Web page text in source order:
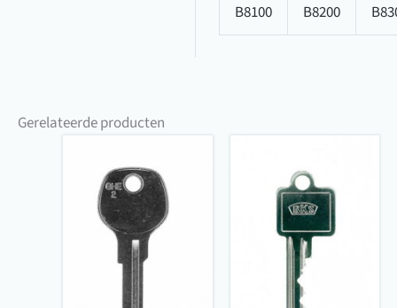
B8100 B8200
Gerelateerde producten